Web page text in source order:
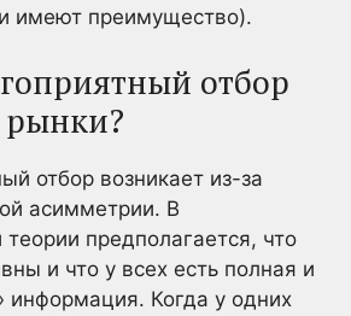
имеют преимущество).
отбор
рынки?
отбор возникает из-за
асимметрии. В
предполагается, что
и что у всех есть полная и
информация. Когда у одних